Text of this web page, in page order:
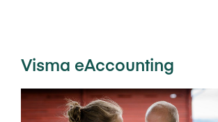
Visma eAccounting